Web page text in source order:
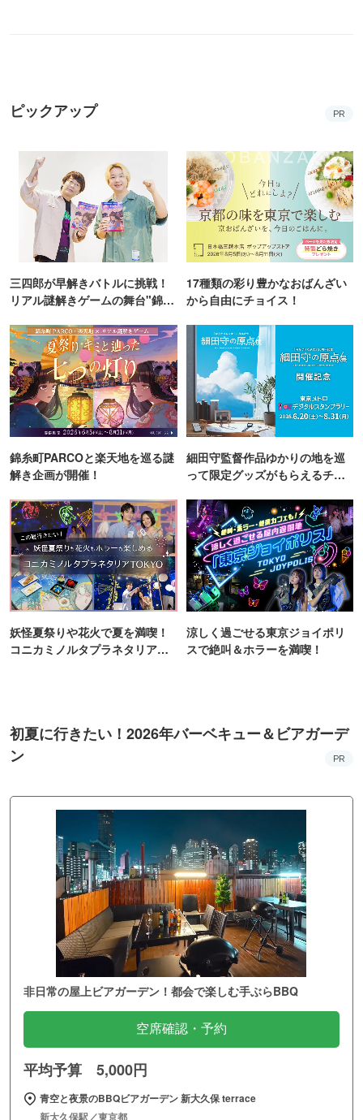
ピックアップ PR
三四郎が早解きバトルに挑戦！
リアル謎解きゲームの舞台"錦糸
17種類の彩り豊かなおばんざい
から自由にチョイス！
錦糸町PARCOと楽天地を巡る謎
解き企画が開催！
細田守監督作品ゆかりの地を巡
って限定グッズがもらえるチャ
妖怪夏祭りや花火で夏を満喫！
コニカミノルタプラネタリア
涼しく過ごせる東京ジョイポリ
スで絶叫＆ホラーを満喫！
初夏に行きたい！2026年バーベキュー＆ビアガーデ
ン
PR
非日常の屋上ビアガーデン！都会で楽しむ手ぶらBBQ
空席確認・予約
平均予算 5,000円
青空と夜景のBBQビアガーデン 新大久保 terrace
新大久保駅／東京都